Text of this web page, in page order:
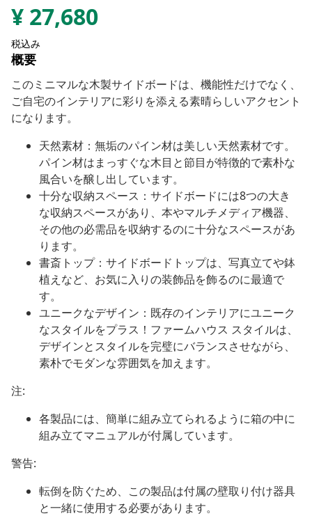
¥ 27,680
税込み
概要
このミニマルな木製サイドボードは、機能性だけでなく、
ご自宅のインテリアに彩りを添える素晴らしいアクセント
になります。
天然素材：無垢のパイン材は美しい天然素材です。
パイン材はまっすぐな木目と節目が特徴的で素朴な
風合いを醸し出しています。
十分な収納スペース：サイドボードには8つの大き
な収納スペースがあり、本やマルチメディア機器、
その他の必需品を収納するのに十分なスペースがあ
ります。
書斎トップ：サイドボードトップは、写真立てや鉢
植えなど、お気に入りの装飾品を飾るのに最適で
す。
ユニークなデザイン：既存のインテリアにユニーク
なスタイルをプラス！ファームハウス スタイルは、
デザインとスタイルを完璧にバランスさせながら、
素朴でモダンな雰囲気を加えます。
注:
各製品には、簡単に組み立てられるように箱の中に
組み立てマニュアルが付属しています。
警告:
転倒を防ぐため、この製品は付属の壁取り付け器具
と一緒に使用する必要があります。